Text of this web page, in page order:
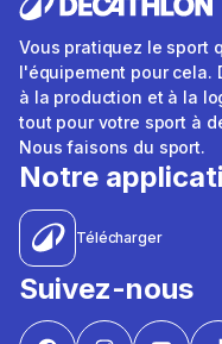
Vous pratiquez le sport
l'équipement pour cela.
à la production et à la
tout pour votre sport à
Nous faisons du sport.
Notre
Télécharger
Suivez-nous